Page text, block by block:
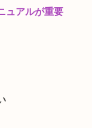
ュアルが重要